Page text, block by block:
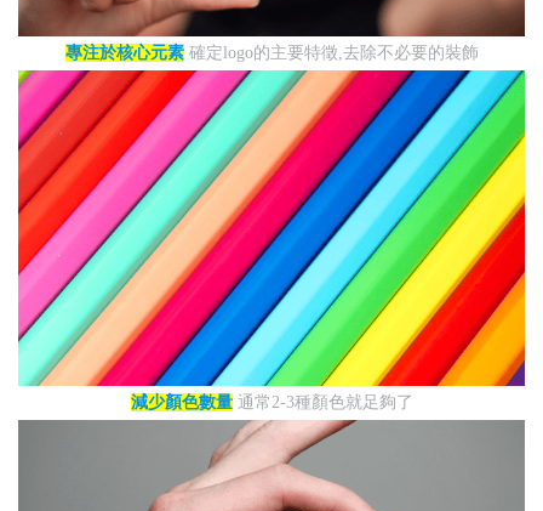
專注於核心元素確定logo的主要特徵,去除不必要的裝飾
減少顏色數量通常2-3種顏色就足夠了